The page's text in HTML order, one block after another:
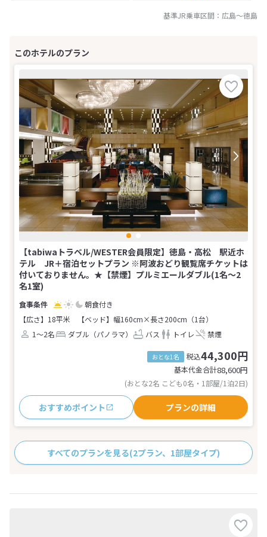
基準JR乗車区間： 広島～徳島
【tabiwaトラベル/WESTER会員限定】徳島・高松 駅近ホ
テル JR＋宿泊セットプラン ※阿波おどり観覧席チケットは
付いておりません。★【禁煙】プルミエールダブル(1名～2
名1室)
朝食付き
【広さ】18平米
【ベッド】幅160cm×長さ200cm（1台）
1～2名
ダブル（パノラマ） バス トイレ 禁煙
おとな1名 税込44,300円
基本代金合計88,600円
(おとな2名 こども0名・1部屋/1泊2日)
おすすめポイント プランの詳細
すべてのプランを見る(2プラン、1部屋タイプ)